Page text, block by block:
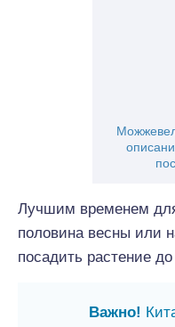
Лучшим временем
половина весны или
посадить растение
Важно!